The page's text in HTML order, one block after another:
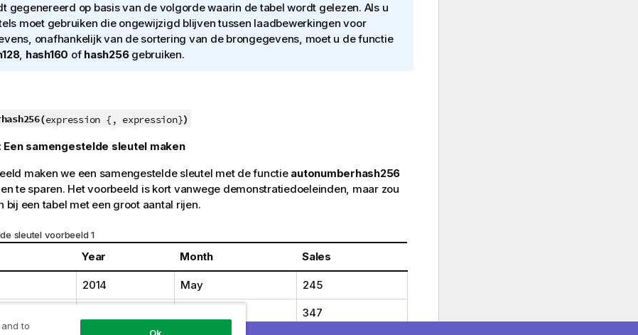
gegenereerd op basis van de volgorde waarin de tabel wordt gelezen. Als u
moet gebruiken die ongewijzigd blijven tussen laadbewerkingen voor
onafhankelijk van de sortering van de brongegevens, moet u de functie
, hash160 of hash256gebruiken.
expression {, expression})
Een samengestelde sleutel maken
maken we een samengestelde sleutel met de functie autonumberhash256
te sparen. Het voorbeeld is kort vanwege demonstratiedoeleinden, maar zou
bij een tabel met een groot aantal rijen.
sleutel voorbeeld 1
Year Month Sales
2014 May 245
347
to